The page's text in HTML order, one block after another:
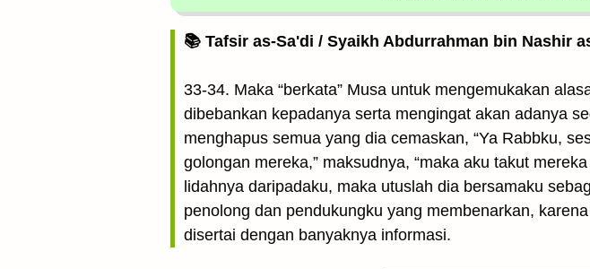
📚 Tafsir as-Sa'di / Syaikh Abdurrahman bin Nashir
33-34. Maka “berkata” Musa untuk mengemukakan
dibebankan kepadanya serta mengingat akan adanya
menghapus semua yang dia cemaskan, “Ya Rabbku,
golongan mereka,” maksudnya, “maka aku takut
lidahnya daripadaku, maka utuslah dia bersamaku
penolong dan pendukungku yang membenarkan,
disertai dengan banyaknya informasi.